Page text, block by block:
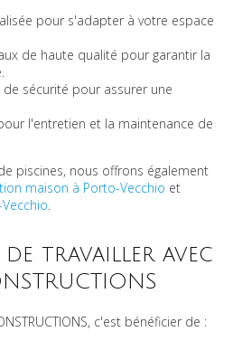
pour s'adapter à votre espace
de haute qualité pour garantir la
sécurité pour assurer une
l'entretien et la maintenance de
piscines, nous offrons également
maison à Porto-Vecchio et
de travailler avec
c'est bénéficier de :